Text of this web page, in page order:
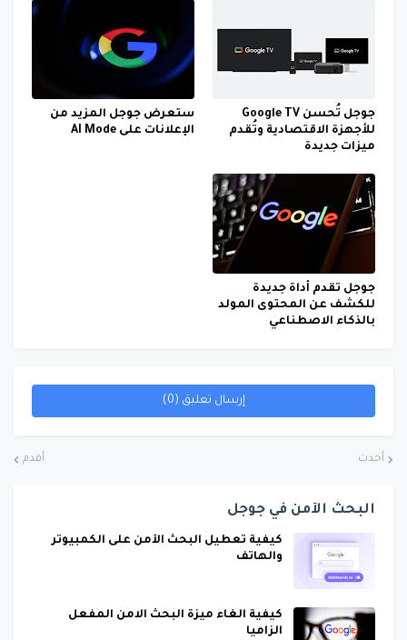
جوجل تُحسن Google TV
للأجهزة الاقتصادية وتُقدم
ميزات جديدة
ستعرض جوجل المزيد من
الإعلانات على AI Mode
جوجل تقدم أداة جديدة
للكشف عن المحتوى المولد
بالذكاء الاصطناعي
إرسال تعليق (0)
أحدث أقدم
البحث الآمن في جوجل
كيفية تعطيل البحث الآمن على الكمبيوتر
والهاتف
كيفية الغاء ميزة البحث الامن المفعل
الزاميا